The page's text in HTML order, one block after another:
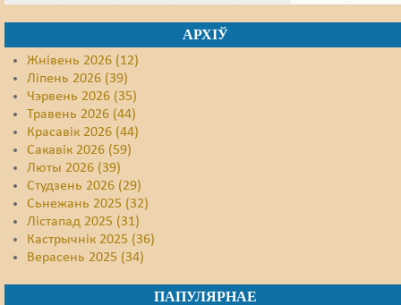
АРХІЎ
Жнівень 2026 (12)
Ліпень 2026 (39)
Чэрвень 2026 (35)
Травень 2026 (44)
Красавік 2026 (44)
Сакавік 2026 (59)
Люты 2026 (39)
Студзень 2026 (29)
Сьнежань 2025 (32)
Лістапад 2025 (31)
Кастрычнік 2025 (36)
Верасень 2025 (34)
ПАПУЛЯРНАЕ
Правы працоўных